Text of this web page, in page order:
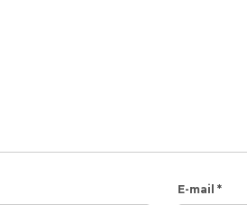
E-mail *